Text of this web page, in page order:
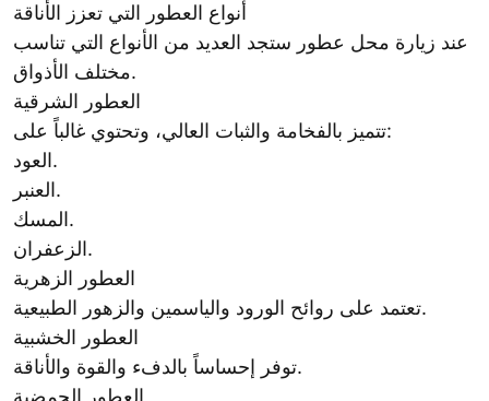
أنواع العطور التي تعزز الأناقة
عند زيارة محل عطور ستجد العديد من الأنواع التي تناسب
مختلف الأذواق.
العطور الشرقية
تتميز بالفخامة والثبات العالي، وتحتوي غالباً على:
العود.
العنبر.
المسك.
الزعفران.
العطور الزهرية
تعتمد على روائح الورود والياسمين والزهور الطبيعية.
العطور الخشبية
توفر إحساساً بالدفء والقوة والأناقة.
العطور الحمضية